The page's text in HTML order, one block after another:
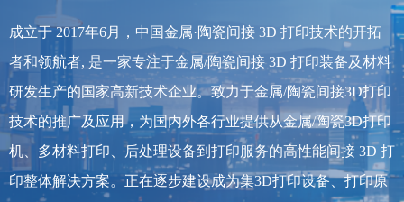
成立于 2017年6月，中国金属·陶瓷间接 3D 打印技术的开拓
者和领航者, 是一家专注于金属/陶瓷间接 3D 打印装备及材料
研发生产的国家高新技术企业。致力于金属/陶瓷间接3D打印
技术的推广及应用，为国内外各行业提供从金属/陶瓷3D打印
机、多材料打印、后处理设备到打印服务的高性能间接 3D 打
印整体解决方案。正在逐步建设成为集3D打印设备、打印原